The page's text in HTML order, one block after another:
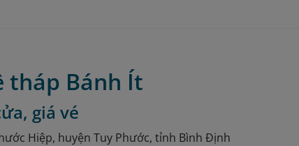
tháp Bánh Ít
giá vé
Hiệp, huyện Tuy Phước, tỉnh Bình Định